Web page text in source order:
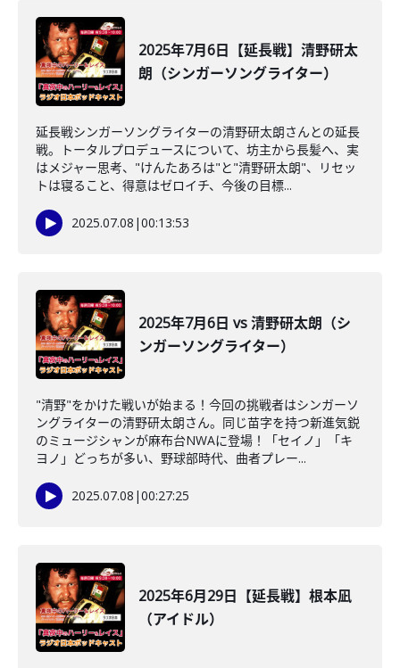
2025年7月6日【延長戦】清野研太
朗（シンガーソングライター）
延長戦シンガーソングライターの清野研太朗さんとの延長
戦。トータルプロデュースについて、坊主から長髪へ、実
はメジャー思考、"けんたあろは"と"清野研太朗"、リセッ
トは寝ること、得意はゼロイチ、今後の目標...
2025.07.08 |00:13:53
2025年7月6日 vs 清野研太朗（シ
ンガーソングライター）
"清野"をかけた戦いが始まる！今回の挑戦者はシンガーソ
ングライターの清野研太朗さん。同じ苗字を持つ新進気鋭
のミュージシャンが麻布台NWAに登場！「セイノ」「キ
ヨノ」どっちが多い、野球部時代、曲者プレー...
2025.07.08 |00:27:25
2025年6月29日【延長戦】根本凪
（アイドル）